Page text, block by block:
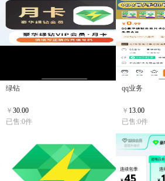
绿钻
￥ 30.00
已售:0件
qq业务
￥ 13.00
已售:0件